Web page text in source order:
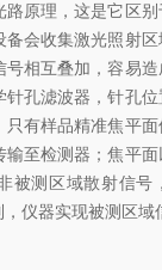
原理，这是它区别
会收集激光照射
相互叠加，容易
孔滤波器，针孔
只有样品精准焦平
至检测器；焦平
被测区域散射信号
仪器实现被测区域